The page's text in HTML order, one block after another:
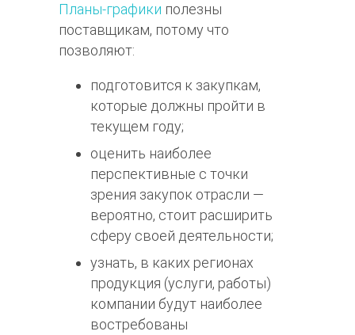
Планы-графики полезны
поставщикам, потому что
позволяют:
подготовится к закупкам,
которые должны пройти в
текущем году;
оценить наиболее
перспективные с точки
зрения закупок отрасли —
вероятно, стоит расширить
сферу своей деятельности;
узнать, в каких регионах
продукция (услуги, работы)
компании будут наиболее
востребованы